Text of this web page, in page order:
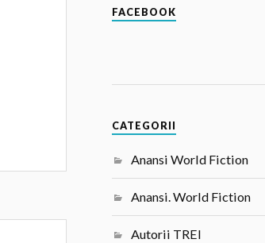
FACEBOOK
CATEGORII
Anansi World Fiction
Anansi. World Fiction
Autorii TREI